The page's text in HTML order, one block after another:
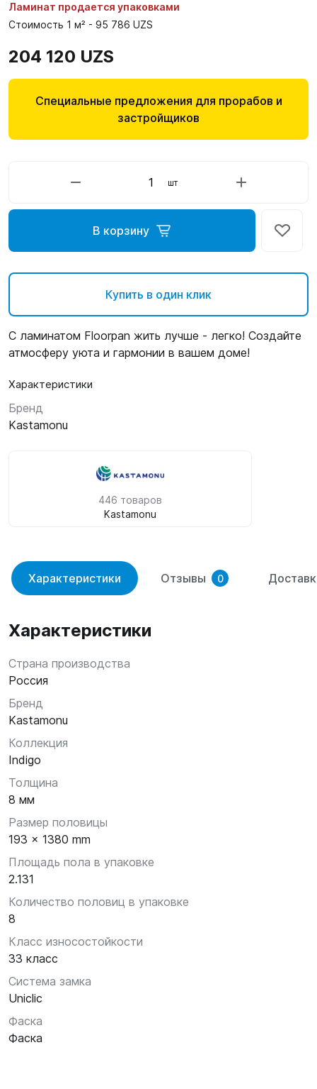
Ламинат продается упаковками
Стоимость 1 м² - 95 786 UZS
204 120 UZS
Специальные предложения для прорабов и
застройщиков
шт
В корзину
Купить в один клик
C ламинатом Floorpan жить лучше - легко! Создайте
атмосферу уюта и гармонии в вашем доме!
Характеристики
Бренд
Kastamonu
446 товаров
Kastamonu
Характеристики Отзывы 0
Характеристики
Страна производства
Россия
Бренд
Kastamonu
Коллекция
Indigo
Толщина
8 мм
Размер половицы
193 x 1380 mm
Площадь пола в упаковке
2.131
Количество половиц в упаковке
8
Класс износостойкости
33 класс
Система замка
Uniclic
Фаска
Фаска